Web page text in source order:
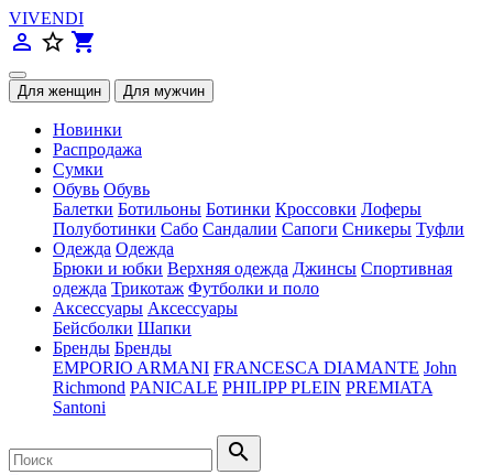
VIVENDI
person_outline star_border shopping_cart
Новинки
Распродажа
Сумки
Обувь Обувь
Балетки Ботильоны Ботинки Кроссовки Лоферы
Полуботинки Сабо Сандалии Сапоги Сникеры Туфли
Одежда Одежда
Брюки и юбки Верхняя одежда Джинсы Спортивная
одежда Трикотаж Футболки и поло
Аксессуары Аксессуары
Бейсболки Шапки
Бренды Бренды
EMPORIO ARMANI FRANCESCA DIAMANTE John
Richmond PANICALE PHILIPP PLEIN PREMIATA
Santoni
search